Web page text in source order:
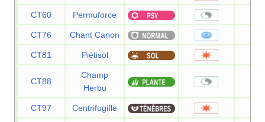
CT60 Permuforce
CT76 Chant Canon
CT81 Piétisol
CT88
Champ
Herbu
CT97 Centrifugifle